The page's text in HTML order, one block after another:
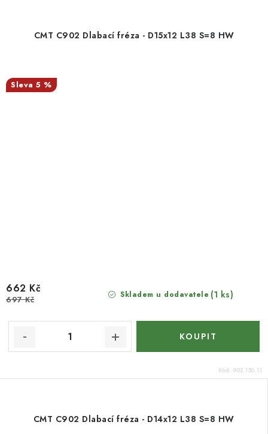
CMT C902 Dlabací fréza - D15x12 L38 S=8 HW
5 %
Skladem u dodavatele (1 ks)
662 Kč
697 Kč
Kód: 902.150.11
CMT C902 Dlabací fréza - D14x12 L38 S=8 HW